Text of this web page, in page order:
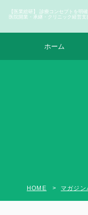
【医業総研】 診療コンセプトを明
医院開業・承継・クリニック経営
ホーム
HOME マガジン